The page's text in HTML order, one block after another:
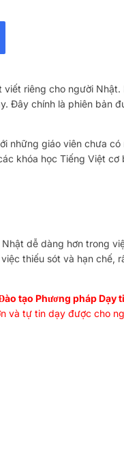
viết riêng cho người Nhật.
Đây chính là phiên bản
những giáo viên chưa có
khóa học Tiếng Việt cơ
dễ dàng hơn trong
thiếu sót và hạn chế,
tạo Phương pháp Dạy
và tự tin dạy được cho